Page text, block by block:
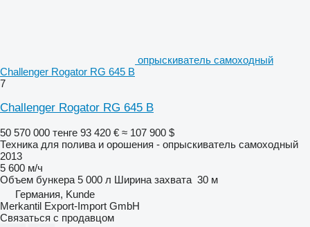
опрыскиватель самоходный
Challenger Rogator RG 645 B
7
Challenger Rogator RG 645 B
50 570 000 тенге 93 420 € ≈ 107 900 $
Техника для полива и орошения - опрыскиватель самоходный
2013
5 600 м/ч
Объем бункера 5 000 л Ширина захвата 30 м
Германия, Kunde
Merkantil Export-Import GmbH
Связаться с продавцом